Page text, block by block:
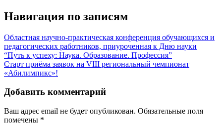
Навигация по записям
Областная научно-практическая конференция обучающихся и
педагогических работников, приуроченная к Дню науки
“Путь к успеху: Наука. Образование. Профессия”
Старт приёма заявок на VIII региональный чемпионат
«Абилимпикс»!
Добавить комментарий
Ваш адрес email не будет опубликован. Обязательные поля
помечены *